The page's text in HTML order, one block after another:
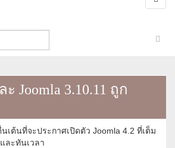
ะ Joomla 3.10.11 ถูก
เต้นที่จะประกาศเปิดตัว Joomla 4.2 ที่เต็ม
ละทันเวลา